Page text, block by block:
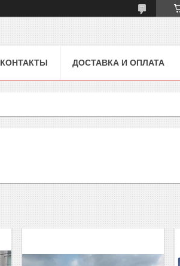
КОНТАКТЫ ДОСТАВКА И ОПЛАТА